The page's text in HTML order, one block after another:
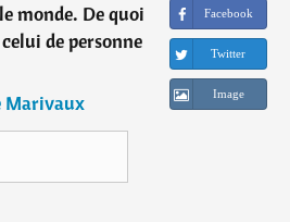
monde. De quoi
de personne
Marivaux
Facebook
Twitter
Image